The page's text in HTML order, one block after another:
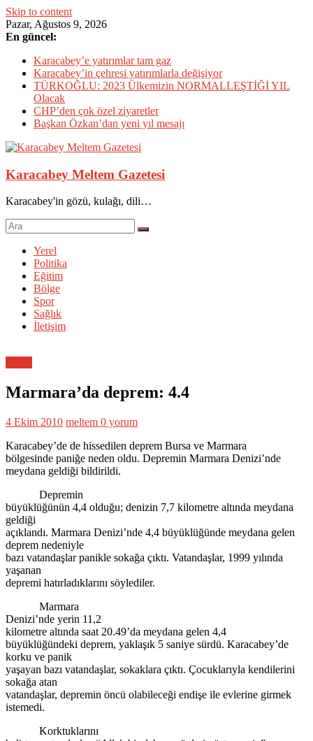
Skip to content
Pazar, Ağustos 9, 2026
En güncel:
Karacabey’e yatırımlar tam gaz
Karacabey’in çehresi yatırımlarla değişiyor
TÜRKOĞLU: 2023 Ülkemizin NORMALLEŞTİĞİ YIL
Olacak
CHP’den çok özel ziyaretler
Başkan Özkan’dan yeni yıl mesajı
Karacabey Meltem Gazetesi
Karacabey'in gözü, kulağı, dili…
Yerel
Politika
Eğitim
Bölge
Spor
Sağlık
İletişim
Marmara’da deprem: 4.4
4 Ekim 2010 meltem 0 yorum
Karacabey’de de hissedilen deprem Bursa ve Marmara
bölgesinde paniğe neden oldu. Depremin Marmara Denizi’nde
meydana geldiği bildirildi.
Depremin
büyüklüğünün 4,4 olduğu; denizin 7,7 kilometre altında meydana
geldiği
açıklandı. Marmara Denizi’nde 4,4 büyüklüğünde meydana gelen
deprem nedeniyle
bazı vatandaşlar panikle sokağa çıktı. Vatandaşlar, 1999 yılında
yaşanan
depremi hatırladıklarını söylediler.
Marmara
Denizi’nde yerin 11,2
kilometre altında saat 20.49’da meydana gelen 4,4
büyüklüğündeki deprem, yaklaşık 5 saniye sürdü. Karacabey’de
korku ve panik
yaşayan bazı vatandaşlar, sokaklara çıktı. Çocuklarıyla kendilerini
sokağa atan
vatandaşlar, depremin öncü olabileceği endişe ile evlerine girmek
istemedi.
Korktuklarını